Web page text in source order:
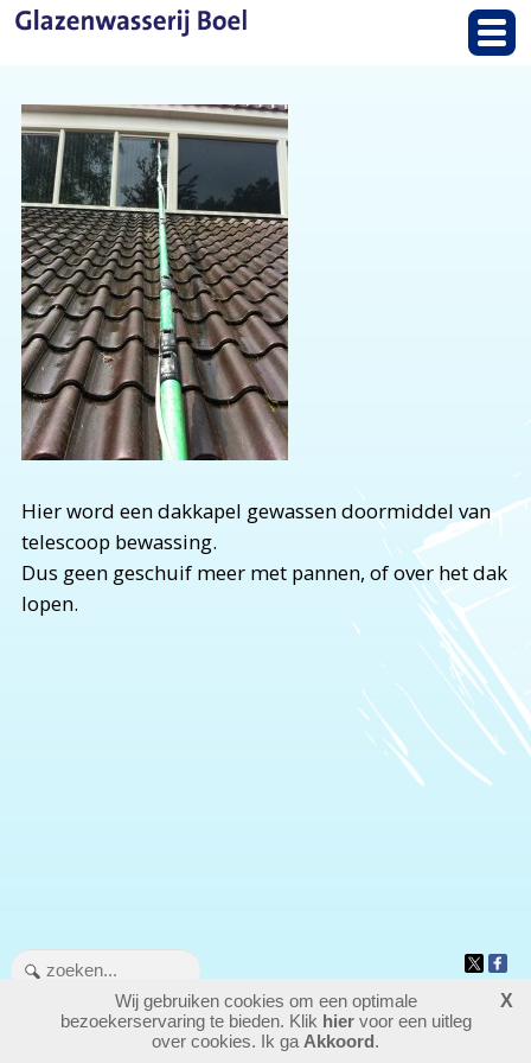
Hier word een dakkapel gewassen doormiddel van
telescoop bewassing.
Dus geen geschuif meer met pannen, of over het dak
lopen.
708718 bezoekers - 1 online
login
Wij gebruiken cookies om een optimale
bezoekerservaring te bieden. Klik hiervoor een uitleg
over cookies. Ik ga Akkoord.
X